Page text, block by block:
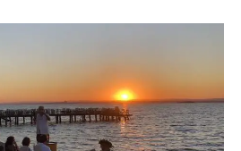
BAHÇE